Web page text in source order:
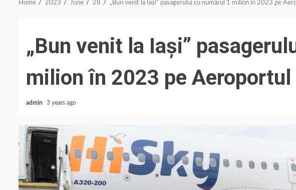
Home 2023 June 28 „Bun venit la Iași” pasagerului cu numărul 1 milion în 2023 pe
„Bun venit la Iași”
milion în 2023 pe Aeroportul
admin 3 years ago